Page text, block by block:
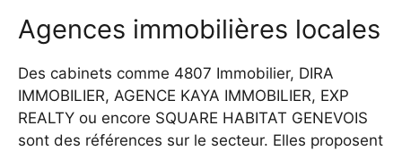
Agences immobilières locales
Des cabinets comme 4807 Immobilier, DIRA
IMMOBILIER, AGENCE KAYA IMMOBILIER, EXP
REALTY ou encore SQUARE HABITAT GENEVOIS
sont des références sur le secteur. Elles proposent